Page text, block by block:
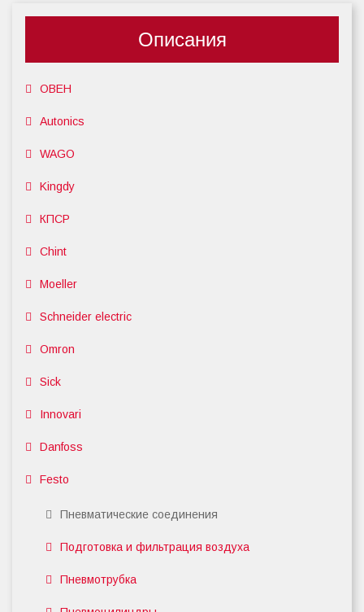
Описания
ОВЕН
Autonics
WAGO
Kingdy
КПСР
Chint
Moeller
Schneider electric
Omron
Sick
Innovari
Danfoss
Festo
Пневматические соединения
Подготовка и фильтрация воздуха
Пневмотрубка